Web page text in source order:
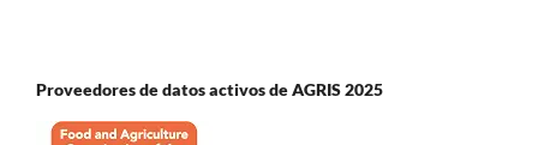
Proveedores de datos activos de AGRIS 2025